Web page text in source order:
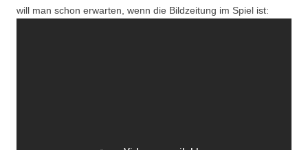
will man schon erwarten, wenn die Bildzeitung im Spiel ist: